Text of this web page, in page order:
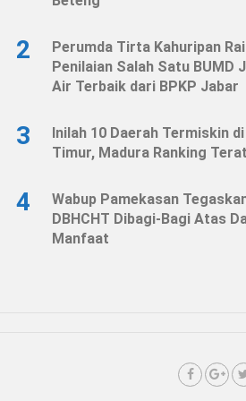
2
Perumda Tirta Kahuripan
Penilaian Salah Satu BUMD
Air Terbaik dari BPKP Jabar
3
Inilah 10 Daerah Termiskin
Timur, Madura Ranking
4
Wabup Pamekasan
DBHCHT Dibagi-Bagi Atas
Manfaat